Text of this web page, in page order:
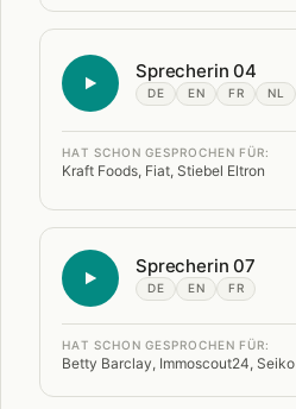
Sprecherin 04
DE EN FR NL
HAT SCHON GESPROCHEN FÜR:
Kraft Foods, Fiat, Stiebel Eltron
Sprecherin 07
DE EN FR
HAT SCHON GESPROCHEN FÜR:
Betty Barclay, Immoscout24, Seiko